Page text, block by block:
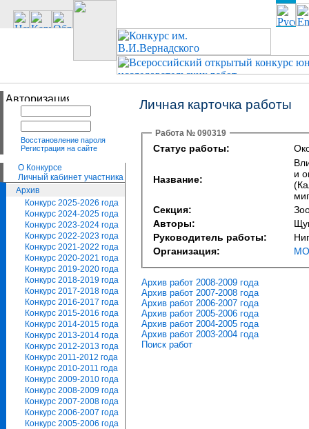
Восстановление пароля
Регистрация на сайте
О Конкурсе
Личный кабинет участника
Архив
Конкурс 2025-2026 года
Конкурс 2024-2025 года
Конкурс 2023-2024 года
Конкурс 2022-2023 года
Конкурс 2021-2022 года
Конкурс 2020-2021 года
Конкурс 2019-2020 года
Конкурс 2018-2019 года
Конкурс 2017-2018 года
Конкурс 2016-2017 года
Конкурс 2015-2016 года
Конкурс 2014-2015 года
Конкурс 2013-2014 года
Конкурс 2012-2013 года
Конкурс 2011-2012 года
Конкурс 2010-2011 года
Конкурс 2009-2010 года
Конкурс 2008-2009 года
Конкурс 2007-2008 года
Конкурс 2006-2007 года
Конкурс 2005-2006 года
Личная карточка работы
Работа № 090319
Статус работы:
Название:
и
Секция:
Авторы:
Руководитель работы:
Организация:
Архив работ 2008-2009 года
Архив работ 2007-2008 года
Архив работ 2006-2007 года
Архив работ 2005-2006 года
Архив работ 2004-2005 года
Архив работ 2003-2004 года
Поиск работ